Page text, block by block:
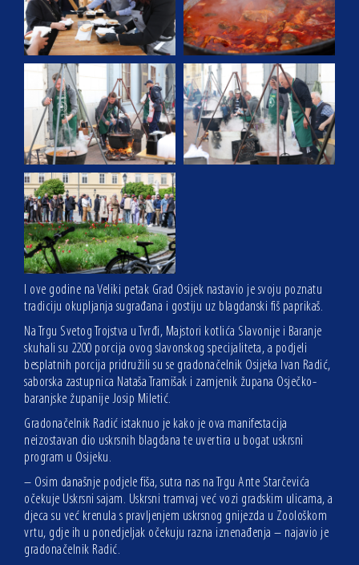
I ove godine na Veliki petak Grad Osijek nastavio je svoju poznatu
tradiciju okupljanja sugrađana i gostiju uz blagdanski fiš paprikaš.
Na Trgu Svetog Trojstva u Tvrđi, Majstori kotlića Slavonije i Baranje
skuhali su 2200 porcija ovog slavonskog specijaliteta, a podjeli
besplatnih porcija pridružili su se gradonačelnik Osijeka Ivan Radić,
saborska zastupnica Nataša Tramišak i zamjenik župana Osječko-
baranjske županije Josip Miletić.
Gradonačelnik Radić istaknuo je kako je ova manifestacija
neizostavan dio uskrsnih blagdana te uvertira u bogat uskrsni
program u Osijeku.
– Osim današnje podjele fiša, sutra nas na Trgu Ante Starčevića
očekuje Uskrsni sajam. Uskrsni tramvaj već vozi gradskim ulicama, a
djeca su već krenula s pravljenjem uskrsnog gnijezda u Zoološkom
vrtu, gdje ih u ponedjeljak očekuju razna iznenađenja – najavio je
gradonačelnik Radić.